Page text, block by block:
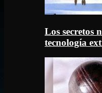
Los secretos
tecnología